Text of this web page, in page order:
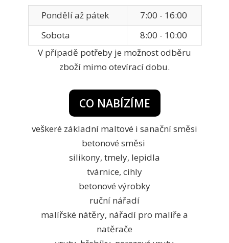
Pondělí až pátek
7:00 - 16:00
Sobota
8:00 - 10:00
V případě potřeby je možnost odběru
zboží mimo otevírací dobu.
CO NABÍZÍME
veškeré základní maltové i sanační směsi
betonové směsi
silikony, tmely, lepidla
tvárnice, cihly
betonové výrobky
ruční nářadí
malířské nátěry, nářadí pro malíře a
natěrače